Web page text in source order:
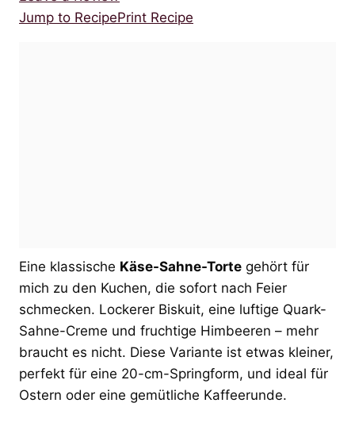
Jump to RecipePrint Recipe
Eine klassische Käse-Sahne-Torte gehört für
mich zu den Kuchen, die sofort nach Feier
schmecken. Lockerer Biskuit, eine luftige Quark-
Sahne-Creme und fruchtige Himbeeren – mehr
braucht es nicht. Diese Variante ist etwas kleiner,
perfekt für eine 20-cm-Springform, und ideal für
Ostern oder eine gemütliche Kaffeerunde.